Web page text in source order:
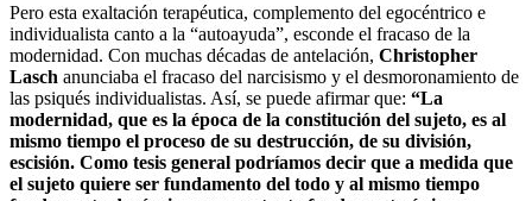
Pero esta exaltación terapéutica, complemento del egocéntrico e
individualista canto a la “autoayuda”, esconde el fracaso de la
modernidad. Con muchas décadas de antelación, Christopher
Lasch anunciaba el fracaso del narcisismo y el desmoronamiento de
las psiqués individualistas. Así, se puede afirmar que: “La
modernidad, que es la época de la constitución del sujeto, es al
mismo tiempo el proceso de su destrucción, de su división,
escisión. Como tesis general podríamos decir que a medida que
el sujeto quiere ser fundamento del todo y al mismo tiempo